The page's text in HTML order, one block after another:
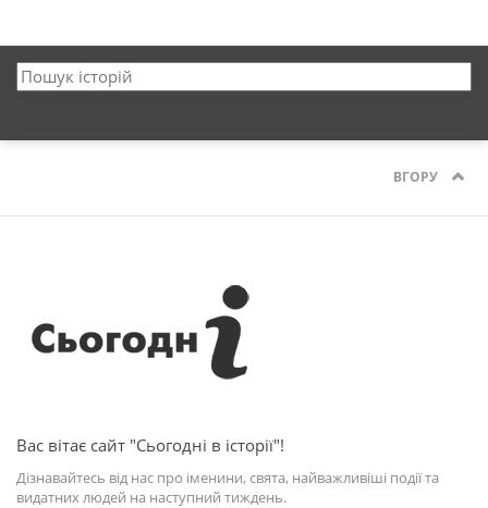
ВГОРУ
Вас вітає сайт "Сьогодні в історії"!
Дізнавайтесь від нас про іменини, свята, найважливіші події та
видатних людей на наступний тиждень.